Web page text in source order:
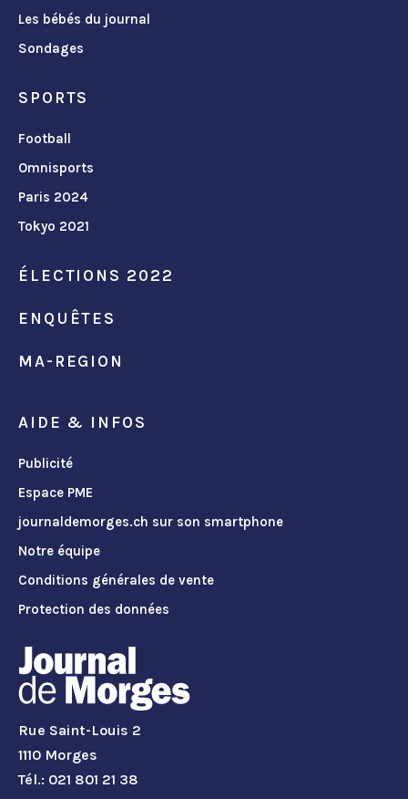
Les bébés du journal
Sondages
SPORTS
Football
Omnisports
Paris 2024
Tokyo 2021
ÉLECTIONS 2022
ENQUÊTES
MA-REGION
AIDE & INFOS
Publicité
Espace PME
journaldemorges.ch sur son smartphone
Notre équipe
Conditions générales de vente
Protection des données
Rue Saint-Louis 2
1110 Morges
Tél.: 021 801 21 38